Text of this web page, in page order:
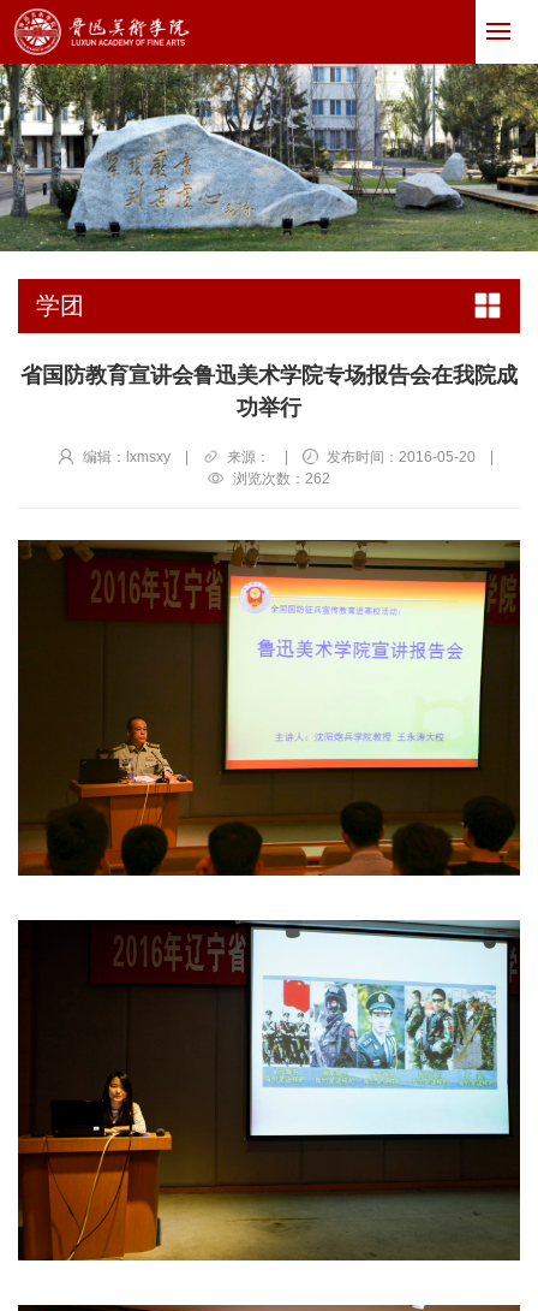
学团
省国防教育宣讲会鲁迅美术学院专场报告会在我院成
功举行
编辑：lxmsxy | 来源： | 发布时间：2016-05-20
|
浏览次数： 262